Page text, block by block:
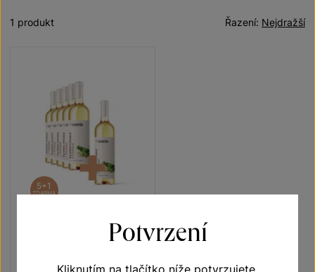
Nejdražší
Řazení:
1 produkt
5+1
ZDARMA
Ryzlínk rýnský 5+1
pozdní sběr 2022
Potvrzení
Kliknutím na tlačítko níže potvrzujete,